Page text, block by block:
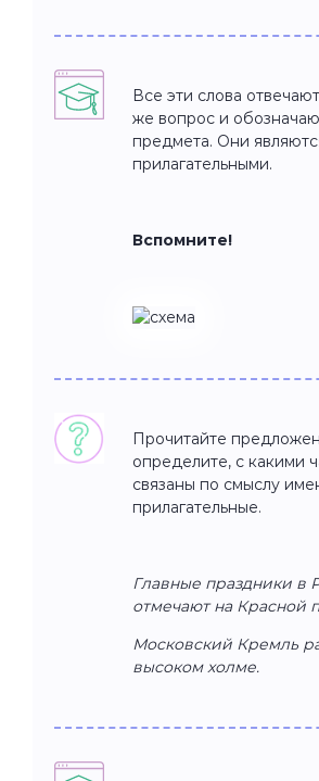
Все эти слова
же вопрос и
предмета. Они
прилагательными.
Вспомните!
Прочитайте
определите, с какими
связаны по смыслу
прилагательные.
Главные праздники в
отмечают на Красной
Московский Кремль
высоком холме.